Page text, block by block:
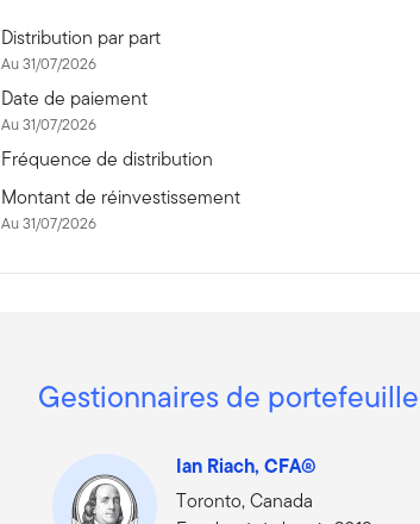
Distribution par part
Au 31/07/2026
Date de paiement
Au 31/07/2026
Fréquence de distribution
Montant de réinvestissement
Au 31/07/2026
Gestionnaires de portefeuille
Ian Riach, CFA®
Toronto, Canada